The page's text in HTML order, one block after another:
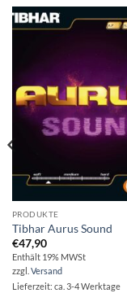
PRODUKTE
Tibhar Aurus Sound
€47,90
Enthält 19% MWSt
zzgl. Versand
Lieferzeit: ca. 3-4 Werktage